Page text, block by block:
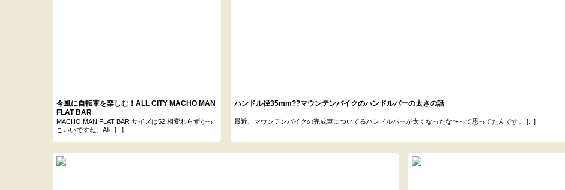
今風に自転車を楽しむ！ALL CITY MACHO MAN
FLAT BAR
MACHO MAN FLAT BAR サイズは52 相変わらずかっ
こいいですね。Allc [...]
ハンドル径35mm??マウンテンバイクのハンドルバーの太さの話
最近、マウンテンバイクの完成車についてるハンドルバーが太くなったな〜って思ってたんです。 [...]